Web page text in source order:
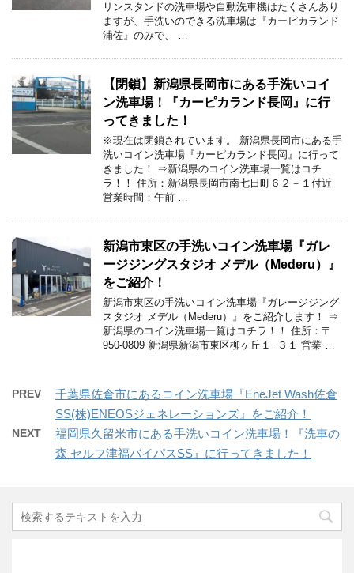
リンスタンドの洗車場や自動洗車機はたくさんあり
ますが、手洗いのできる洗車場は『カーピカランド
浦佐』のみで、 …
【閉鎖】新潟県長岡市にある手洗いコイ
ン洗車場！『カーピカランド長岡』に行
ってきました！
※現在は閉鎖されています。 新潟県長岡市にある手
洗いコイン洗車場『カーピカランド長岡』に行って
きました！ ⇒新潟県のコイン洗車場一覧はコチ
ラ！！ 住所：新潟県長岡市南七日町６２－１付近
営業時間：午前 …
新潟市東区の手洗いコイン洗車場『ガレ
ージジングスタジオ メデル（Mederu）』
をご紹介！
新潟市東区の手洗いコイン洗車場『ガレージジング
スタジオ メデル（Mederu）』をご紹介します！ ⇒
新潟県のコイン洗車場一覧はコチラ！！ 住所：〒
950-0809 新潟県新潟市東区柳ヶ丘１−３１ 営業 …
PREV
千葉県佐倉市にあるコイン洗車場『EneJet Wash佐倉
SS(株)ENEOSジェネレーションズ』をご紹介！
NEXT
福岡県久留米市にある手洗いコイン洗車場！『洗車の
森 セルフ津福バイパスSS』に行ってきました！